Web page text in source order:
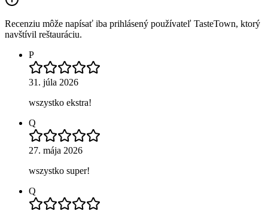
Recenziu môže napísať iba prihlásený používateľ TasteTown, ktorý
navštívil reštauráciu.
P
31. júla 2026
wszystko ekstra!
Q
27. mája 2026
wszystko super!
Q